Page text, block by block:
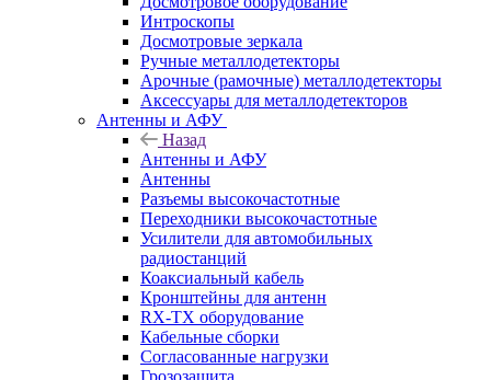
Интроскопы
Досмотровые зеркала
Ручные металлодетекторы
Арочные (рамочные) металлодетекторы
Аксессуары для металлодетекторов
Антенны и АФУ
Назад
Антенны и АФУ
Антенны
Разъемы высокочастотные
Переходники высокочастотные
Усилители для автомобильных
радиостанций
Коаксиальный кабель
Кронштейны для антенн
RX-TX оборудование
Кабельные сборки
Согласованные нагрузки
Грозозащита